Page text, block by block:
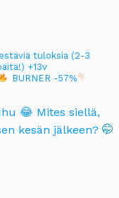
tuloksia (2-3
+13v
BURNER -57%